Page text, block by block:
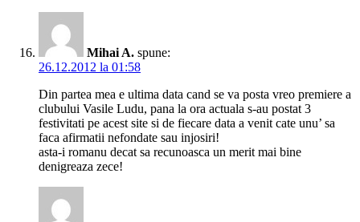
Mihai A. spune:
26.12.2012 la 01:58
Din partea mea e ultima data cand se va posta vreo premiere a
clubului Vasile Ludu, pana la ora actuala s-au postat 3
festivitati pe acest site si de fiecare data a venit cate unu’ sa
faca afirmatii nefondate sau injosiri!
asta-i romanu decat sa recunoasca un merit mai bine
denigreaza zece!